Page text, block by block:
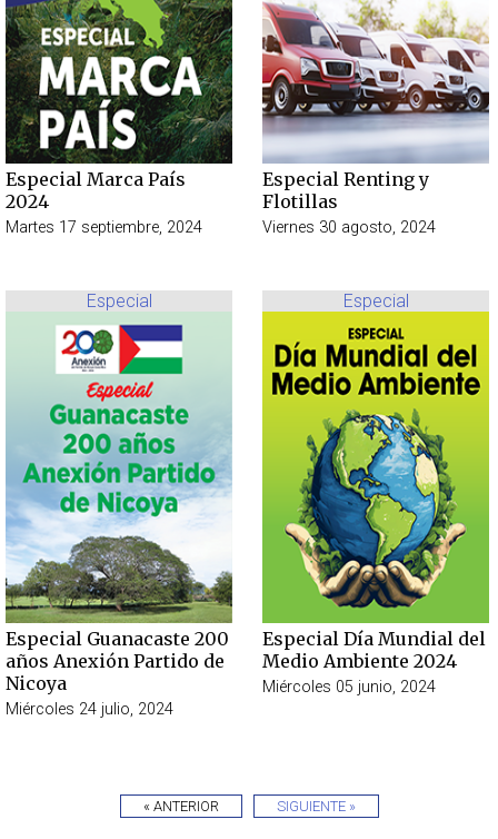
Especial Marca País
2024
Martes 17 septiembre, 2024
Especial Renting y
Flotillas
Viernes 30 agosto, 2024
Especial
Especial Guanacaste 200
años Anexión Partido de
Nicoya
Miércoles 24 julio, 2024
Especial
Especial Día Mundial del
Medio Ambiente 2024
Miércoles 05 junio, 2024
« ANTERIOR SIGUIENTE »